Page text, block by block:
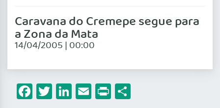
Caravana do Cremepe segue para
a Zona da Mata
14/04/2005 | 00:00
Facebook
Twitter
LinkedIn
Email
Print